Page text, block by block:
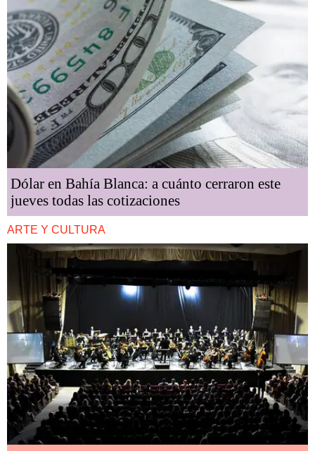
Dólar en Bahía Blanca: a cuánto cerraron este
jueves todas las cotizaciones
ARTE Y CULTURA